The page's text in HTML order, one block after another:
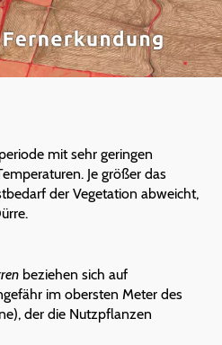
mit sehr geringen
Je größer das
der Vegetation abweicht,
beziehen sich auf
im obersten Meter des
der die Nutzpflanzen